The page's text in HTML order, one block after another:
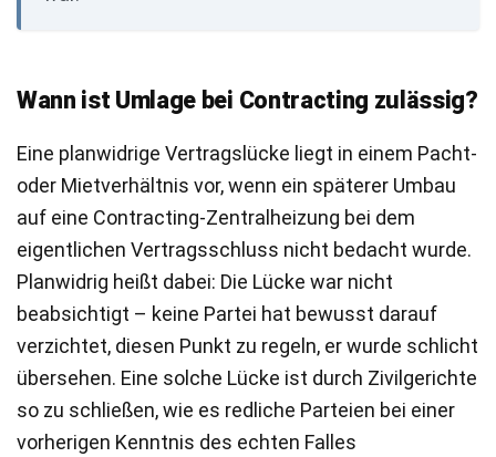
Wann ist Umlage bei Contracting zulässig?
Eine planwidrige Vertragslücke liegt in einem Pacht-
oder Mietverhältnis vor, wenn ein späterer Umbau
auf eine Contracting-Zentralheizung bei dem
eigentlichen Vertragsschluss nicht bedacht wurde.
Planwidrig heißt dabei: Die Lücke war nicht
beabsichtigt – keine Partei hat bewusst darauf
verzichtet, diesen Punkt zu regeln, er wurde schlicht
übersehen. Eine solche Lücke ist durch Zivilgerichte
so zu schließen, wie es redliche Parteien bei einer
vorherigen Kenntnis des echten Falles